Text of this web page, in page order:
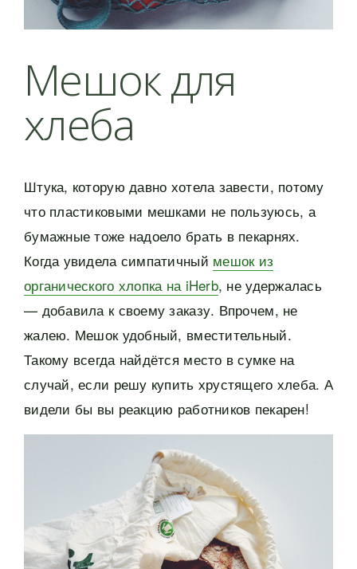
Мешок для
хлеба
Штука, которую давно хотела завести, потому
что пластиковыми мешками не пользуюсь, а
бумажные тоже надоело брать в пекарнях.
Когда увидела симпатичный мешок из
органического хлопка на iHerb, не удержалась
— добавила к своему заказу. Впрочем, не
жалею. Мешок удобный, вместительный.
Такому всегда найдётся место в сумке на
случай, если решу купить хрустящего хлеба. А
видели бы вы реакцию работников пекарен!